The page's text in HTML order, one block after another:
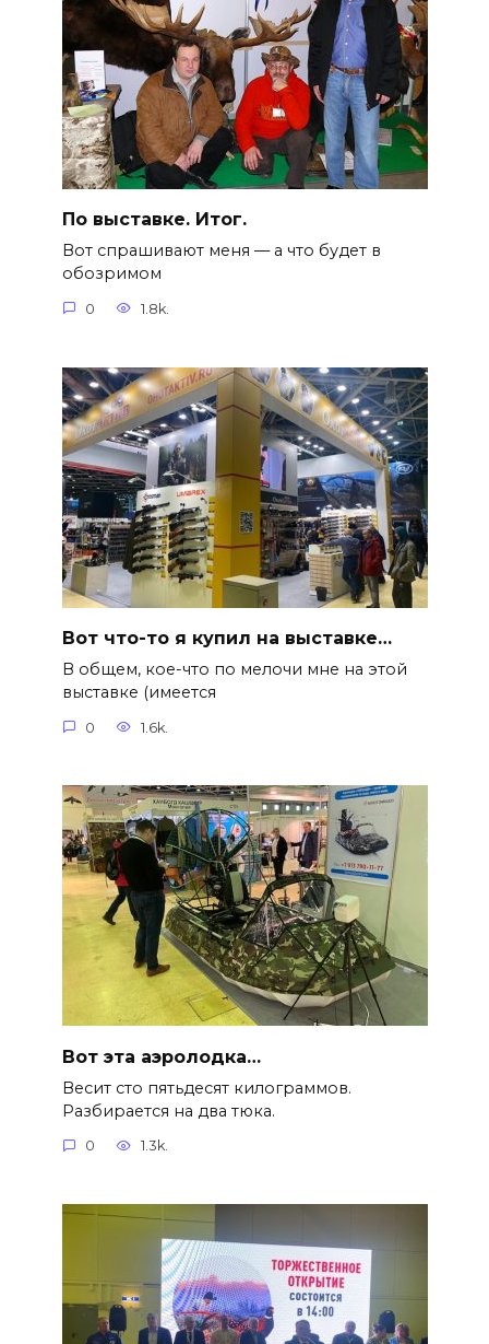
По выставке. Итог.
Вот спрашивают меня — а что будет в
обозримом
0 1.8k.
Вот что-то я купил на выставке…
В общем, кое-что по мелочи мне на этой
выставке (имеется
0 1.6k.
Вот эта аэролодка…
Весит сто пятьдесят килограммов.
Разбирается на два тюка.
0 1.3k.